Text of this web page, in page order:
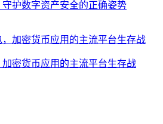
护数字资产安全的正确姿势
密货币应用的主流平台生存战